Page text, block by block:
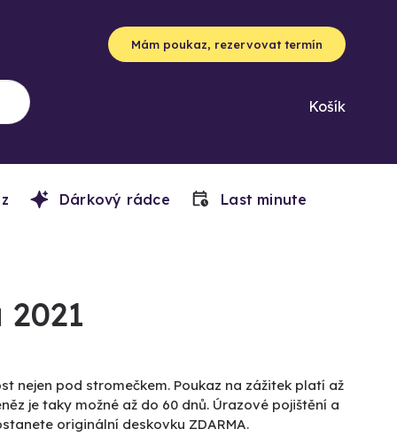
Mám poukaz, rezervovat termín
Košík
Dárkový rádce Last minute
nejen pod stromečkem. Poukaz na zážitek platí až
je taky možné až do 60 dnů. Úrazové pojištění a
originální deskovku ZDARMA.